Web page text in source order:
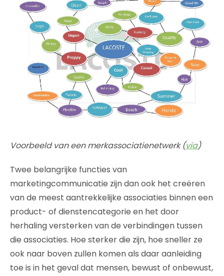
Voorbeeld van een merkassociatienetwerk (via)
Twee belangrijke functies van
marketingcommunicatie zijn dan ook het creëren
van de meest aantrekkelijke associaties binnen een
product- of dienstencategorie en het door
herhaling versterken van de verbindingen tussen
die associaties. Hoe sterker die zijn, hoe sneller ze
ook naar boven zullen komen als daar aanleiding
toe is in het geval dat mensen, bewust of onbewust,